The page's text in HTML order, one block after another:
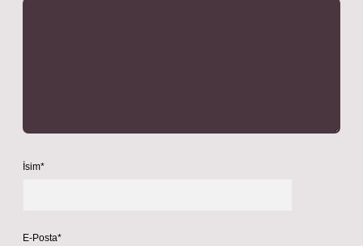
İsim*
E-Posta*